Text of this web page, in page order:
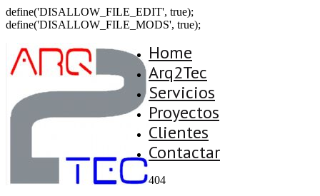
define('DISALLOW_FILE_EDIT', true);
define('DISALLOW_FILE_MODS', true);
Home
Arq2Tec
Servicios
Proyectos
Clientes
Contactar
404